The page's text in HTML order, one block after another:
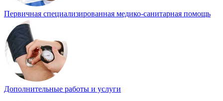
Первичная специализированная медико-санитарная помощь
Дополнительные работы и услуги